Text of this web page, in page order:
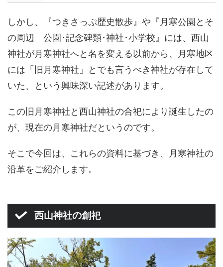
しかし、『つきさっぷ歴史散歩』や『月寒公園とそ
の周辺 公園･記念碑類･神社･小学校』には、西山
神社が月寒神社へと名を変える以前から、月寒地区
には「旧月寒神社」とでも言うべき神社が存在して
いた、という興味深い記述があります。
この旧月寒神社と西山神社の合祀により誕生したの
が、現在の月寒神社だというのです。
そこで今回は、これらの資料に基づき、月寒神社の
沿革をご紹介します。
西山神社の創祀